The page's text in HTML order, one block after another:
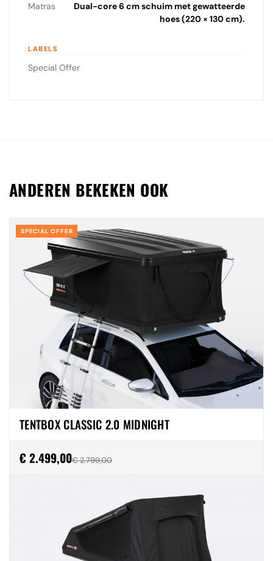
Matras
Dual-core 6 cm schuim met gewatteerde
hoes (220 × 130 cm).
LABELS
Special Offer
ANDEREN BEKEKEN OOK
SPECIAL OFFER
TENTBOX CLASSIC 2.0 MIDNIGHT
€ 2.499,00€ 2.799,00